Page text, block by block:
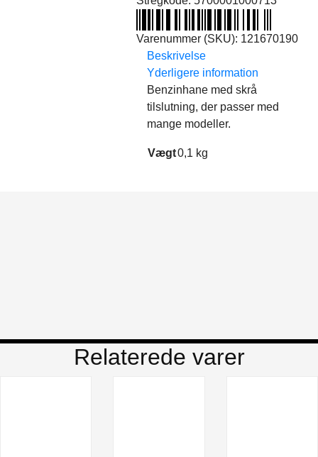
Varenummer (SKU): 121670190
Beskrivelse
Yderligere information
Benzinhane med skrå
tilslutning, der passer med
mange modeller.
Vægt0,1 kg
Relaterede varer